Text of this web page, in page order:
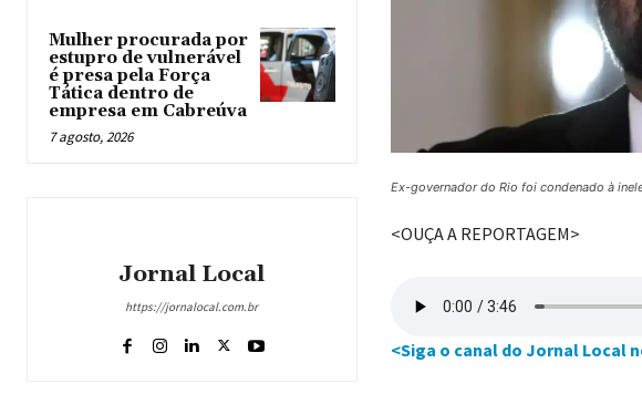
Mulher procurada por
estupro de vulnerável
é presa pela Força
Tática dentro de
empresa em Cabreúva
7 agosto, 2026
Jornal Local
https://jornalocal.com.br
Ex-governador do Rio foi condenado à
<OUÇA A REPORTAGEM>
<Siga o canal do Jornal Local